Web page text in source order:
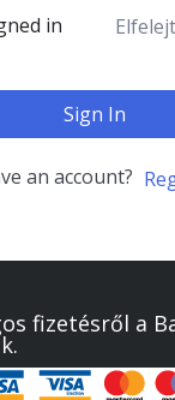
in
Sign In
an account?
fizetésről a